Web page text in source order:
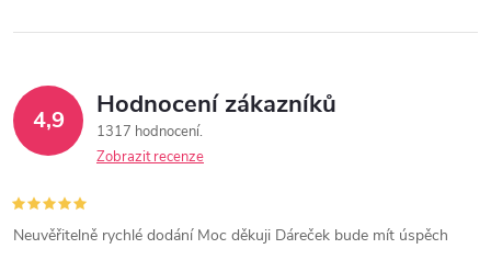
4,9 Hodnocení zákazníků
1317 hodnocení
Zobrazit recenze
Neuvěřitelně rychlé dodání Moc děkuji Dáreček bude mít úspěch